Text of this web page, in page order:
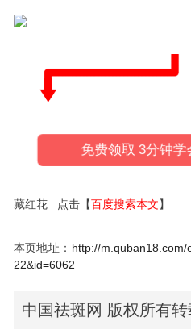
免费领取 3分钟学
藏红花 点击【百度搜索本文】
本页地址： http://
22&id=6062
中国祛斑网 版权所有转